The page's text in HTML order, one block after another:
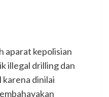
aparat kepolisian
illegal drilling dan
karena dinilai